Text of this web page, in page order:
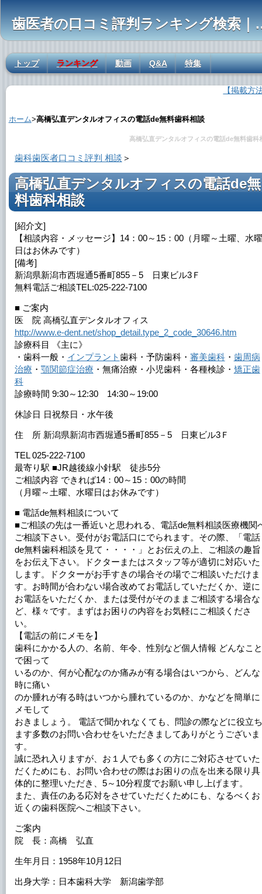
歯医者の口コ
トップ ランキング 動画 Q&A 特集
【掲載方
ホーム>高橋弘直デンタルオフィスの電話de無料歯科相談
高橋弘直デンタルオフィスの電話de無料歯科
歯科歯医者口コミ評判 相談 ＞
高橋弘直デンタルオフィスの電話de無
料歯科相談
[紹介文]
【相談内容・メッセージ】14：00～15：00（月曜～土曜、水曜
日はお休みです）
[備考]
新潟県新潟市西堀通5番町855－5 日東ビル3Ｆ
無料電話ご相談TEL:025-222-7100
■ ご案内
医 院 高橋弘直デンタルオフィス
http://www.e-dent.net/shop_detail.type_2_code_30646.htm
診療科目 《主に》
・歯科一般・ インプラント歯科・予防歯科・ 審美歯科・ 歯周病
治療 ・ 顎関節症治療 ・無痛治療・小児歯科・各種検診・ 矯正歯
科
診療時間 9:30～12:30 14:30～19:00
休診日 日祝祭日・水午後
住 所 新潟県新潟市西堀通5番町855－5 日東ビル3Ｆ
TEL 025-222-7100
最寄り駅 ■JR越後線小針駅 徒歩5分
ご相談内容 できれば14：00～15：00の時間
（月曜～土曜、水曜日はお休みです）
■ 電話de無料相談について
■ご相談の先は一番近いと思われる、電話de無料相談医療機関
ご相談下さい。受付がお電話口にでられます。その際、「電話
de無料歯科相談を見て・・・・」とお伝えの上、ご相談の趣旨
をお伝え下さい。ドクターまたはスタッフ等が適切に対応いた
します。ドクターがお手すきの場合その場でご相談いただけま
す。お時間が合わない場合改めてお電話していただくか、逆に
お電話をいただくか、または受付がそのままご相談する場合な
ど、様々です。まずはお困りの内容をお気軽にご相談くださ
い。
【電話の前にメモを】
歯科にかかる人の、名前、年令、性別など個人情報 どんなこと
で困って
いるのか、何が心配なのか痛みが有る場合はいつから、どんな
時に痛い
のか腫れが有る時はいつから腫れているのか、かなどを簡単に
メモして
おきましょう。 電話で聞かれなくても、問診の際などに役立ち
ます多数のお問い合わせをいただきましてありがとうございま
す。
誠に恐れ入りますが、お１人でも多くの方にご対応させていた
だくためにも、お問い合わせの際はお困りの点を出来る限り具
体的に整理いただき、5～10分程度でお願い申し上げます。
また、責任のある応対をさせていただくためにも、なるべくお
近くの歯科医院へご相談下さい。
ご案内
院 長：高橋 弘直
生年月日：1958年10月12日
出身大学：日本歯科大学 新潟歯学部